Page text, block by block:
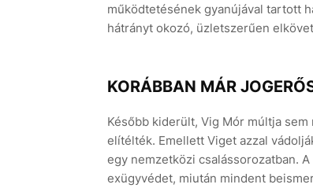
működtetésének gyanújával tartott
hátrányt okozó, üzletszerűen
KORÁBBAN MÁR
Később kiderült, Vig Mór múltja
elítélték. Emellett Viget azzal
egy nemzetközi csalássorozatban.
exügyvédet, miután mindent